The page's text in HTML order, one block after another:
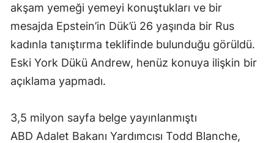
akşam yemeği yemeyi konuştukları ve bir
mesajda Epstein’in Dük’ü 26 yaşında bir Rus
kadınla tanıştırma teklifinde bulunduğu görüldü.
Eski York Dükü Andrew, henüz konuya ilişkin bir
açıklama yapmadı.
3,5 milyon sayfa belge yayınlanmıştı
ABD Adalet Bakanı Yardımcısı Todd Blanche,